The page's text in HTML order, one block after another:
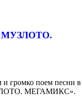
«МУЗЛОТО.
и громко поем песни в
МЕГАМИКС».